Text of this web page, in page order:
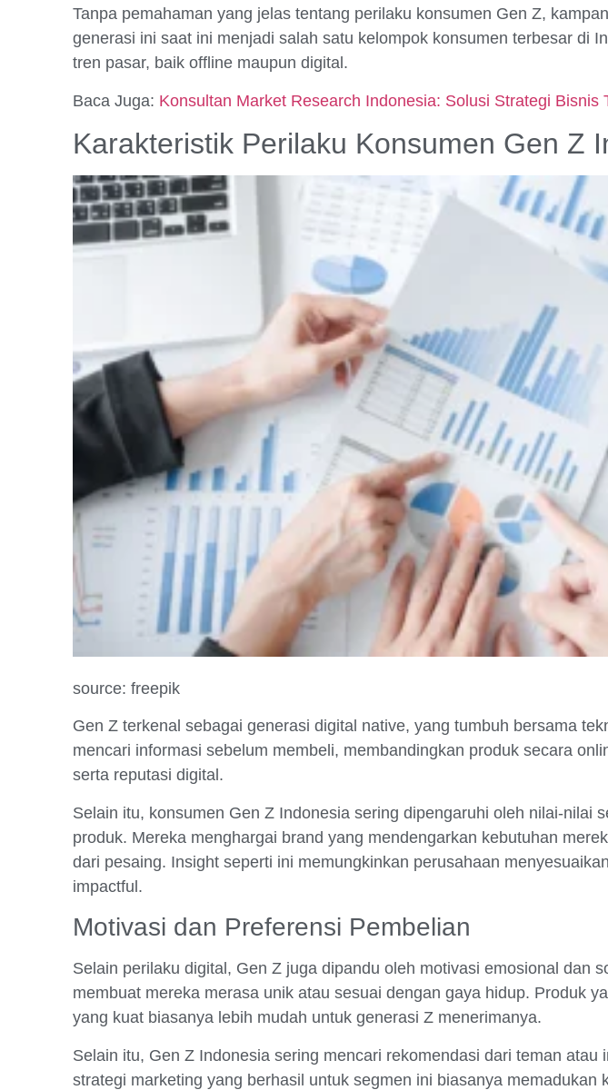
Tanpa pemahaman yang jelas tentang perilaku konsumen Gen Z,
generasi ini saat ini menjadi salah satu kelompok konsumen terbesar di
tren pasar, baik offline maupun digital.
Baca Juga: Konsultan Market Research Indonesia: Solusi Strategi Bisnis
Karakteristik Perilaku Konsumen Gen Z
source: freepik
Gen Z terkenal sebagai generasi digital native, yang tumbuh bersama
mencari informasi sebelum membeli, membandingkan produk secara
serta reputasi digital.
Selain itu, konsumen Gen Z Indonesia sering dipengaruhi oleh nilai-nilai
produk. Mereka menghargai brand yang mendengarkan kebutuhan
dari pesaing. Insight seperti ini memungkinkan perusahaan
impactful.
Motivasi dan Preferensi Pembelian
Selain perilaku digital, Gen Z juga dipandu oleh motivasi emosional dan
membuat mereka merasa unik atau sesuai dengan gaya hidup. Produk
yang kuat biasanya lebih mudah untuk generasi Z menerimanya.
Selain itu, Gen Z Indonesia sering mencari rekomendasi dari teman
strategi marketing yang berhasil untuk segmen ini biasanya